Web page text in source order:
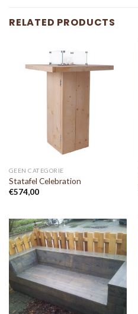
RELATED PRODUCTS
GEEN CATEGORIE
Statafel Celebration
€574,00